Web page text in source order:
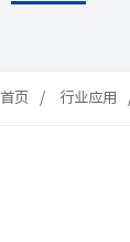
首页 行业应用